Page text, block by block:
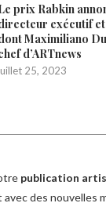
prix Rabkin
exécutif et
Maximiliano
d’ARTnews
25, 2023
publication
des nouvelles